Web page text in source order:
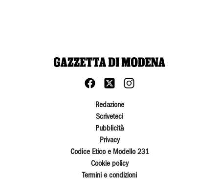
Redazione
Scriveteci
Pubblicità
Privacy
Codice Etico e Modello 231
Cookie policy
Termini e condizioni